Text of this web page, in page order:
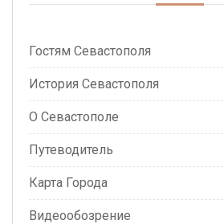
Гостям Севастополя
История Севастополя
О Севастополе
Путеводитель
Карта Города
Видеообозрение